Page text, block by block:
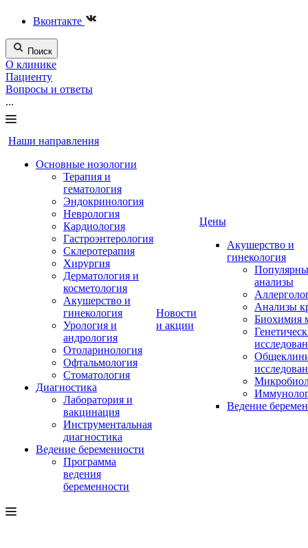
Вконтакте
Поиск
О клинике
Пациенту
Вопросы и ответы
...
Наши направления
Основные нозологии
Терапия и
гематология
Эндокринология
Неврология
Кардиология
Гастроэнтерология
Склеротерапия
Хирургия
Дерматология и
косметология
Акушерство и
гинекология
Урология и
андрология
Отоларинология
Офтальмология
Стоматология
Диагностика
Лаборатория и
вакцинация
Инструментальная
диагностика
Ведение беременности
Программа
ведения
беременности
Новости
и акции
Цены
Акушерство и
гинекология
анализы
Анализы
Биохимия
Ведение